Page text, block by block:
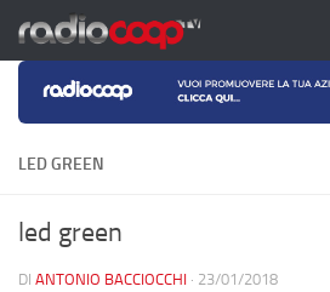
Salta al contenuto
LED GREEN
led green
DI ANTONIO BACCIOCCHI · 23/01/2018